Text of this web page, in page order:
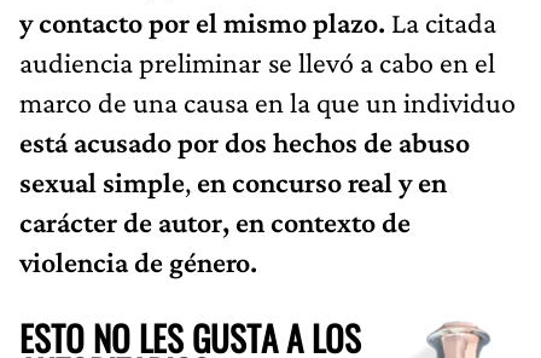
y contacto por el mismo plazo. La citada
audiencia preliminar se llevó a cabo en el
marco de una causa en la que un individuo
está acusado por dos hechos de abuso
sexual simple, en concurso real y en
carácter de autor, en contexto de
violencia de género.
ESTO NO LES GUSTA A LOS